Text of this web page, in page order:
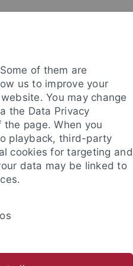
EINRICHTUNGEN
Bedrohte
of them are
us to improve your
You may change
the Data Privacy
page. When you
playback, third-party
cookies for targeting and
data may be linked to